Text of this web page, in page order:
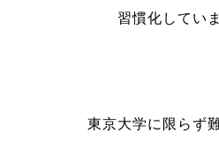
習慣化してい
東京大学に限らず